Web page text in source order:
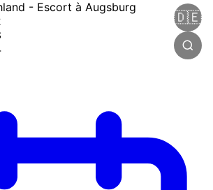
🇩🇪